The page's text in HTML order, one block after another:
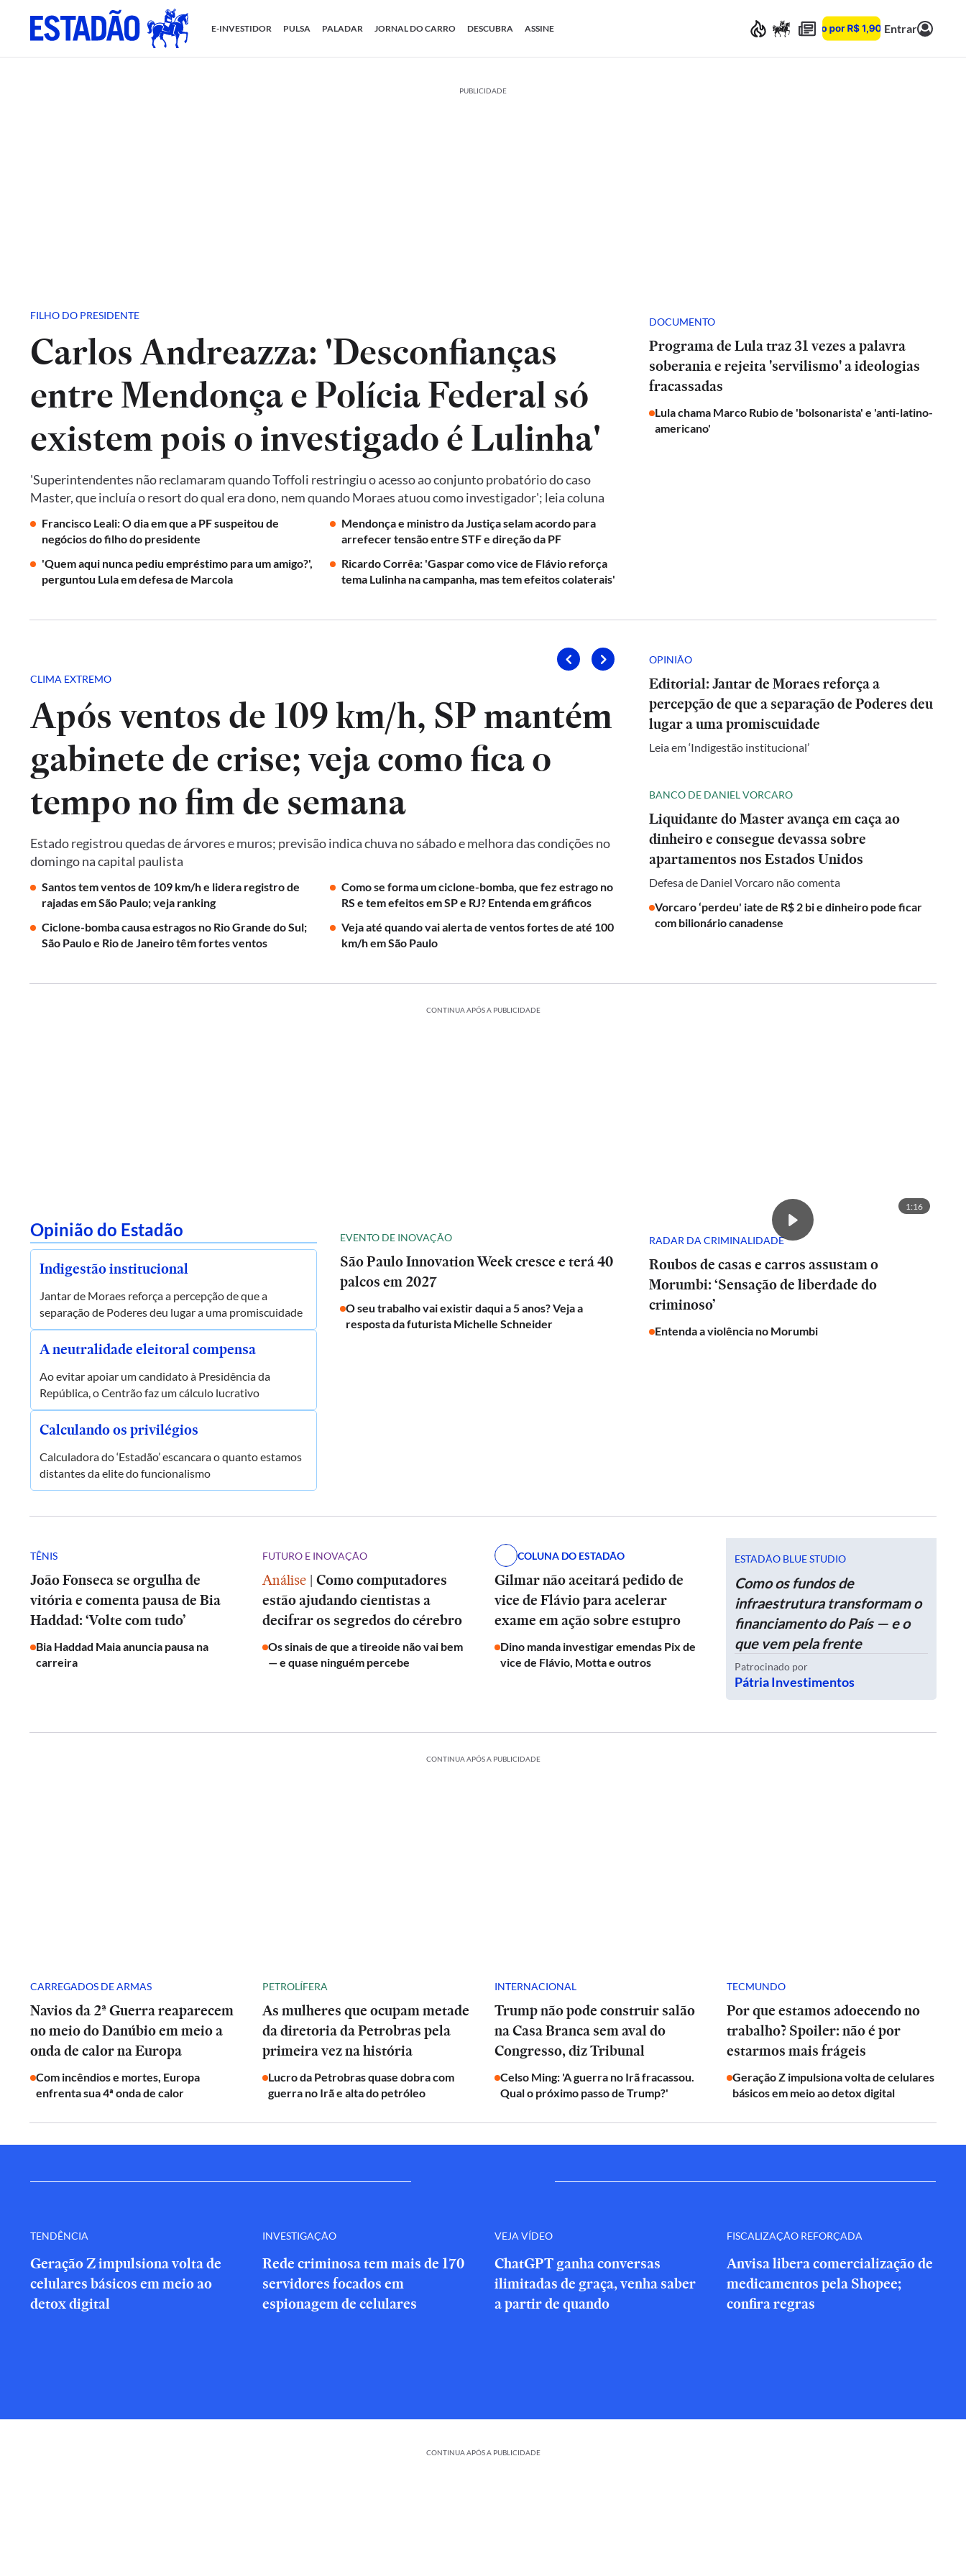
E-INVESTIDOR PULSA PALADAR JORNAL DO CARRO DESCUBRA ASSINE Entrar
PUBLICIDADE
FILHO DO PRESIDENTE
Carlos Andreazza: 'Desconfianças
entre Mendonça e Polícia Federal só
existem pois o investigado é Lulinha'
'Superintendentes não reclamaram quando Toffoli restringiu o acesso ao conjunto probatório do caso
Master, que incluía o resort do qual era dono, nem quando Moraes atuou como investigador'; leia coluna
Francisco Leali: O dia em que a PF suspeitou de
negócios do filho do presidente
Mendonça e ministro da Justiça selam acordo para
arrefecer tensão entre STF e direção da PF
'Quem aqui nunca pediu empréstimo para um amigo?',
perguntou Lula em defesa de Marcola
Ricardo Corrêa: 'Gaspar como vice de Flávio reforça
tema Lulinha na campanha, mas tem efeitos colaterais'
DOCUMENTO
Programa de Lula traz 31 vezes a palavra
soberania e rejeita 'servilismo' a ideologias
fracassadas
Lula chama Marco Rubio de 'bolsonarista' e 'anti-latino-
americano'
CLIMA EXTREMO
Após ventos de 109 km/h, SP mantém
gabinete de crise; veja como fica o
tempo no fim de semana
Estado registrou quedas de árvores e muros; previsão indica chuva no sábado e melhora das condições no
domingo na capital paulista
Santos tem ventos de 109 km/h e lidera registro de
rajadas em São Paulo; veja ranking
Como se forma um ciclone-bomba, que fez estrago no
RS e tem efeitos em SP e RJ? Entenda em gráficos
Ciclone-bomba causa estragos no Rio Grande do Sul;
São Paulo e Rio de Janeiro têm fortes ventos
Veja até quando vai alerta de ventos fortes de até 100
km/h em São Paulo
OPINIÃO
Editorial: Jantar de Moraes reforça a
percepção de que a separação de Poderes deu
lugar a uma promiscuidade
Leia em ‘Indigestão institucional’
BANCO DE DANIEL VORCARO
Liquidante do Master avança em caça ao
dinheiro e consegue devassa sobre
apartamentos nos Estados Unidos
Defesa de Daniel Vorcaro não comenta
Vorcaro ‘perdeu' iate de R$ 2 bi e dinheiro pode ficar
com bilionário canadense
CONTINUA APÓS A PUBLICIDADE
Opinião do Estadão
Indigestão institucional
Jantar de Moraes reforça a percepção de que a
separação de Poderes deu lugar a uma promiscuidade
A neutralidade eleitoral compensa
Ao evitar apoiar um candidato à Presidência da
República, o Centrão faz um cálculo lucrativo
Calculando os privilégios
Calculadora do ‘Estadão’ escancara o quanto estamos
distantes da elite do funcionalismo
EVENTO DE INOVAÇÃO
São Paulo Innovation Week cresce e terá 40
palcos em 2027
O seu trabalho vai existir daqui a 5 anos? Veja a
resposta da futurista Michelle Schneider
1:16
RADAR DA CRIMINALIDADE
Roubos de casas e carros assustam o
Morumbi: ‘Sensação de liberdade do
criminoso’
Entenda a violência no Morumbi
TÊNIS
João Fonseca se orgulha de
vitória e comenta pausa de Bia
Haddad: ‘Volte com tudo’
Bia Haddad Maia anuncia pausa na
carreira
FUTURO E INOVAÇÃO
Análise | Como computadores
estão ajudando cientistas a
decifrar os segredos do cérebro
Os sinais de que a tireoide não vai bem
— e quase ninguém percebe
COLUNA DO ESTADÃO
Gilmar não aceitará pedido de
vice de Flávio para acelerar
exame em ação sobre estupro
Dino manda investigar emendas Pix de
vice de Flávio, Motta e outros
ESTADÃO BLUE STUDIO
Como os fundos de
infraestrutura transformam o
financiamento do País — e o
que vem pela frente
Patrocinado por
Pátria Investimentos
CONTINUA APÓS A PUBLICIDADE
CARREGADOS DE ARMAS
Navios da 2ª Guerra reaparecem
no meio do Danúbio em meio a
onda de calor na Europa
Com incêndios e mortes, Europa
enfrenta sua 4ª onda de calor
PETROLÍFERA
As mulheres que ocupam metade
da diretoria da Petrobras pela
primeira vez na história
Lucro da Petrobras quase dobra com
guerra no Irã e alta do petróleo
INTERNACIONAL
Trump não pode construir salão
na Casa Branca sem aval do
Congresso, diz Tribunal
Celso Ming: 'A guerra no Irã fracassou.
Qual o próximo passo de Trump?'
TECMUNDO
Por que estamos adoecendo no
trabalho? Spoiler: não é por
estarmos mais frágeis
Geração Z impulsiona volta de celulares
básicos em meio ao detox digital
TENDÊNCIA
Geração Z impulsiona volta de
celulares básicos em meio ao
detox digital
INVESTIGAÇÃO
Rede criminosa tem mais de 170
servidores focados em
espionagem de celulares
VEJA VÍDEO
ChatGPT ganha conversas
ilimitadas de graça, venha saber
a partir de quando
FISCALIZAÇÃO REFORÇADA
Anvisa libera comercialização de
medicamentos pela Shopee;
confira regras
CONTINUA APÓS A PUBLICIDADE